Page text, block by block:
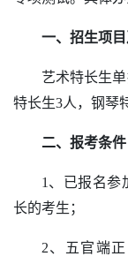
一、招生项目
艺术特长生
特长生3人，钢琴
二、报考条件
1、已报名参
长的考生；
2、五官端